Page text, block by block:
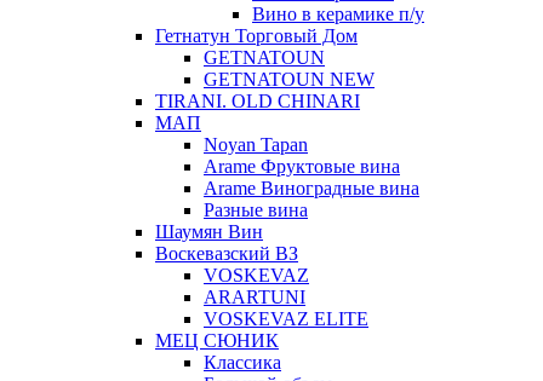
Вино в керамике п/у
Гетнатун Торговый Дом
GETNATOUN
GETNATOUN NEW
TIRANI. OLD CHINARI
МАП
Noyan Tapan
Arame Фруктовые вина
Arame Виноградные вина
Разные вина
Шаумян Вин
Воскевазский ВЗ
VOSKEVAZ
ARARTUNI
VOSKEVAZ ELITE
МЕЦ СЮНИК
Классика